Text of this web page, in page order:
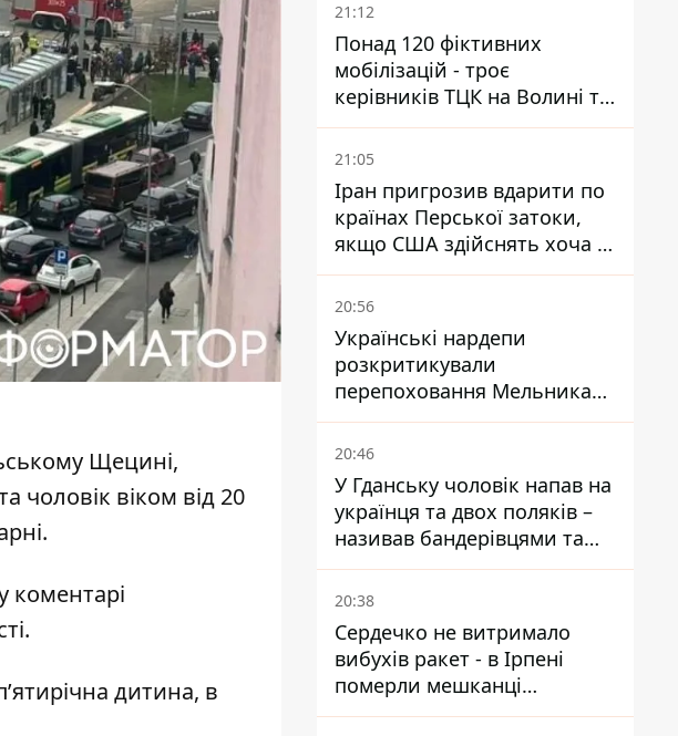
Щецині,
чоловік віком від 20
коментарі
дитина, в
21:12
Понад 120 фіктивних
мобілізацій - троє
керівників ТЦК на Волині та
Буковині отримали підозри
за фейкові звіти
21:05
Іран пригрозив вдарити по
країнах Перської затоки,
якщо США здійснять хоча б
одну атаку - Reuters
20:56
Українські нардепи
розкритикували
перепоховання Мельника
через ризик дипломатичної
ізоляції
20:46
У Гданську чоловік напав на
українця та двох поляків –
називав бандерівцями та
поводився агресивно
20:38
Сердечко не витримало
вибухів ракет - в Ірпені
померли мешканці
притулку для собак з